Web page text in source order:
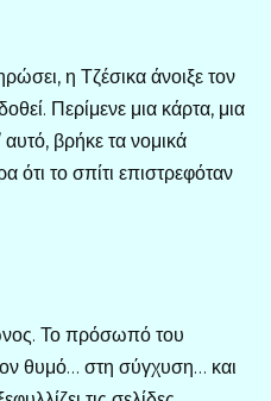
η Τζέσικα άνοιξε τον
Περίμενε μια κάρτα, μια
αυτό, βρήκε τα νομικά
ότι το σπίτι επιστρεφόταν
Το πρόσωπό του
θυμό… στη σύγχυση… και